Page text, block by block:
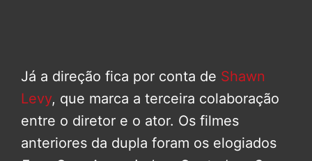
Já a direção fica por conta de Shawn
Levy, que marca a terceira colaboração
entre o diretor e o ator. Os filmes
anteriores da dupla foram os elogiados